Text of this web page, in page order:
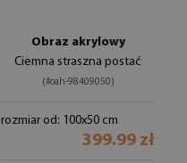
Obraz akrylowy
Ciemna straszna postać
(#oah-98409050)
rozmiar od: 100x50 cm
399.99 zł